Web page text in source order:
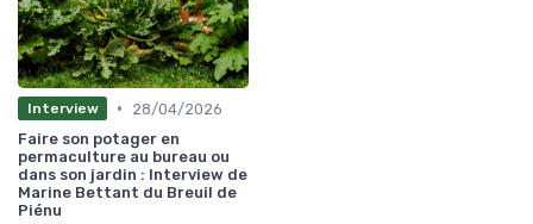
Interview •
28/04/2026
Faire son potager en
permaculture au bureau ou
dans son jardin : Interview de
Marine Bettant du Breuil de
Piénu